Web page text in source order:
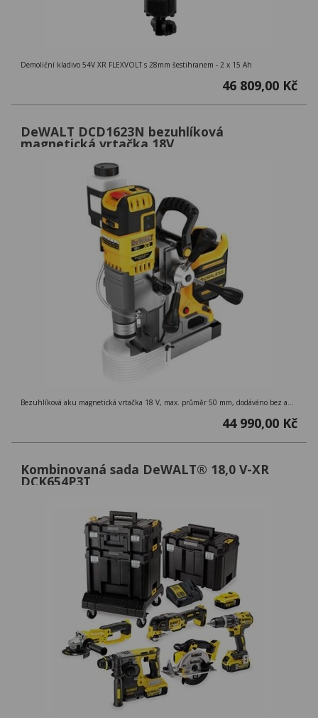
Demoliční kladivo 54V XR FLEXVOLT s 28mm šestihranem - 2 x 15 Ah
46 809,00 Kč
DeWALT DCD1623N bezuhlíková
magnetická vrtačka 18V
Bezuhlíková aku magnetická vrtačka 18 V, max. průměr 50 mm, dodáváno bez akumulátorů a nabíječky, s doplňkovým sklíčidlem na kličku, kufr.
44 990,00 Kč
Kombinovaná sada DeWALT® 18,0 V-XR
DCK654P3T